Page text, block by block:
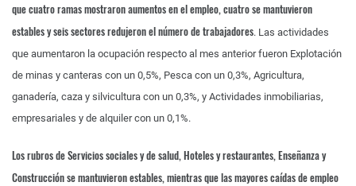
que cuatro ramas mostraron aumentos en el empleo, cuatro se mantuvieron
estables y seis sectores redujeron el número de trabajadores. Las actividades
que aumentaron la ocupación respecto al mes anterior fueron Explotación
de minas y canteras con un 0,5%, Pesca con un 0,3%, Agricultura,
ganadería, caza y silvicultura con un 0,3%, y Actividades inmobiliarias,
empresariales y de alquiler con un 0,1%.
Los rubros de Servicios sociales y de salud, Hoteles y restaurantes, Enseñanza y
Construcción se mantuvieron estables, mientras que las mayores caídas de empleo